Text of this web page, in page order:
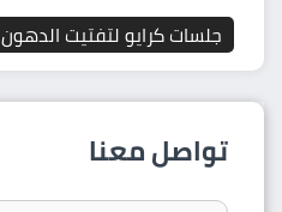
جلسات كرايو لتفتيت الدهون
تواصل معنا